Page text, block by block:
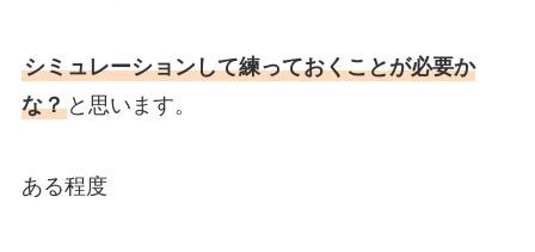
シミュレーションして練っておくことが必要か
な？と思います。
ある程度